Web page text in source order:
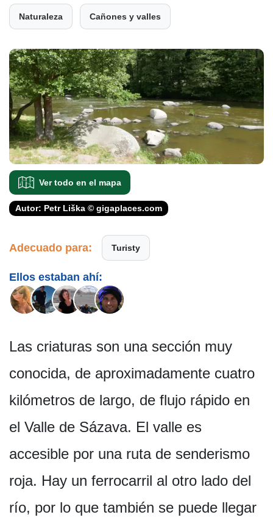
Naturaleza Cañones y valles
Ver todo en el mapa
Autor: Petr Liška © gigaplaces.com
Adecuado para: Turisty
Ellos estaban ahí:
Las criaturas son una sección muy
conocida, de aproximadamente cuatro
kilómetros de largo, de flujo rápido en
el Valle de Sázava. El valle es
accesible por una ruta de senderismo
roja. Hay un ferrocarril al otro lado del
río, por lo que también se puede llegar